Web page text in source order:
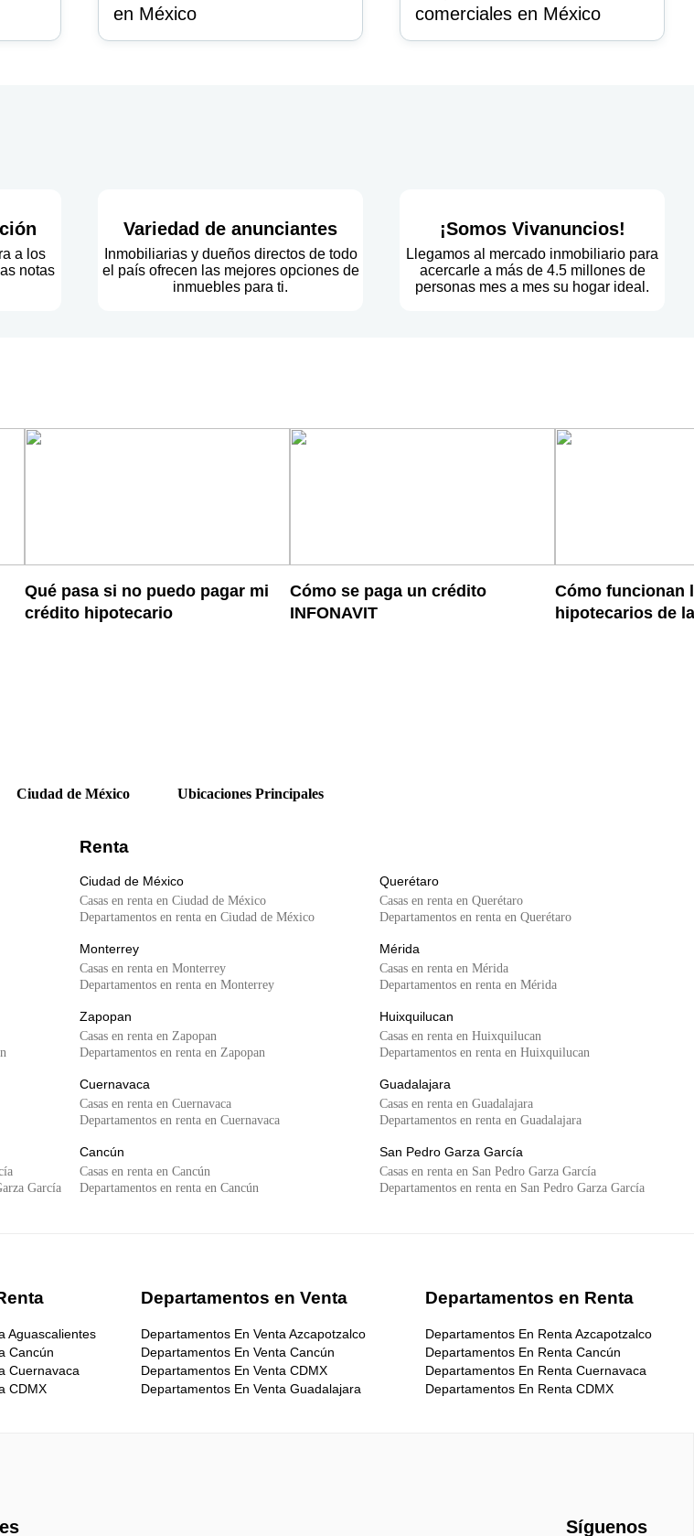
en México
comerciales en México
a los
notas
Variedad de anunciantes
Inmobiliarias y dueños directos de todo
el país ofrecen las mejores opciones de
inmuebles para ti.
¡Somos Vivanuncios!
Llegamos al mercado inmobiliario para
acercarle a más de 4.5 millones de
personas mes a mes su hogar ideal.
Qué pasa si no puedo pagar mi
crédito hipotecario
Cómo se paga un crédito
INFONAVIT
Cómo funcionan
hipotecarios de
Ciudad de México Ubicaciones Principales
García
Renta
Ciudad de México
Casas en renta en Ciudad de México
Departamentos en renta en Ciudad de México
Querétaro
Casas en renta en Querétaro
Departamentos en renta en Querétaro
Monterrey
Casas en renta en Monterrey
Departamentos en renta en Monterrey
Mérida
Casas en renta en Mérida
Departamentos en renta en Mérida
Zapopan
Casas en renta en Zapopan
Departamentos en renta en Zapopan
Huixquilucan
Casas en renta en Huixquilucan
Departamentos en renta en Huixquilucan
Cuernavaca
Casas en renta en Cuernavaca
Departamentos en renta en Cuernavaca
Guadalajara
Casas en renta en Guadalajara
Departamentos en renta en Guadalajara
Cancún
Casas en renta en Cancún
Departamentos en renta en Cancún
San Pedro Garza García
Casas en renta en San Pedro Garza García
Departamentos en renta en San Pedro Garza García
Aguascalientes
Cancún
Cuernavaca
CDMX
Querétaro
Departamentos en Venta
Departamentos En Venta Azcapotzalco
Departamentos En Venta Cancún
Departamentos En Venta CDMX
Departamentos En Venta Guadalajara
Departamentos en Renta
Departamentos En Renta Azcapotzalco
Departamentos En Renta Cancún
Departamentos En Renta Cuernavaca
Departamentos En Renta CDMX
Departamentos En Renta Querétaro
Síguenos